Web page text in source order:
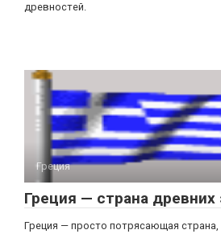
древностей.
Греция
Греция — страна древних
Греция — просто потрясающая страна,